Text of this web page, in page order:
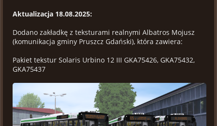
Aktualizacja 18.08.2025:
Dodano zakładkę z teksturami realnymi Albatros Mojusz
(komunikacja gminy Pruszcz Gdański), która zawiera:
Pakiet tekstur Solaris Urbino 12 III GKA75426, GKA75432,
GKA75437